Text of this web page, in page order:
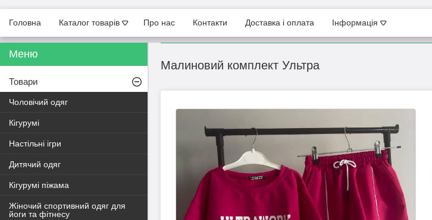
Головна Каталог товарів Про нас Контакти Доставка і оплата Інформація
Малиновий комплект Ультра
Товари
Чоловічий одяг
Кігурумі
Настільні ігри
Дитячий одяг
Кігурумі піжама
Жіночий спортивний одяг для
йоги та фітнесу